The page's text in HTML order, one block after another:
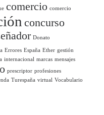
comercio comercio
concurso
Donato
Errores España Ether gestión
internacional marcas mensajes
prescriptor profesiones
Turespaña virtual Vocabulario